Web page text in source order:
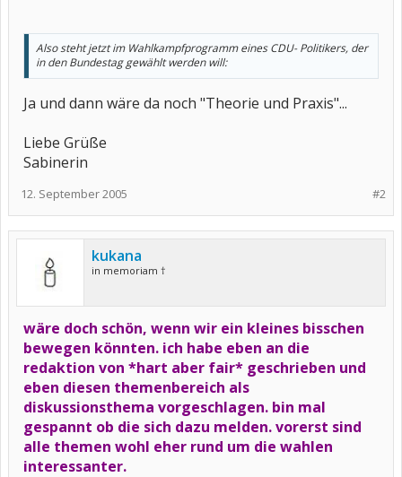
Also steht jetzt im Wahlkampfprogramm eines CDU- Politikers, der
in den Bundestag gewählt werden will:
Ja und dann wäre da noch "Theorie und Praxis"...
Liebe Grüße
Sabinerin
#2
12. September 2005
kukana
in memoriam †
wäre doch schön, wenn wir ein kleines bisschen
bewegen könnten. ich habe eben an die
redaktion von *hart aber fair* geschrieben und
eben diesen themenbereich als
diskussionsthema vorgeschlagen. bin mal
gespannt ob die sich dazu melden. vorerst sind
alle themen wohl eher rund um die wahlen
interessanter.